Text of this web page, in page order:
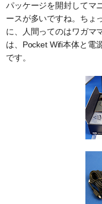
パッケージを開封してマ
ースが多いですね。ちょ
に、人間ってのはワガマ
は、Pocket Wifi本体と電
です。